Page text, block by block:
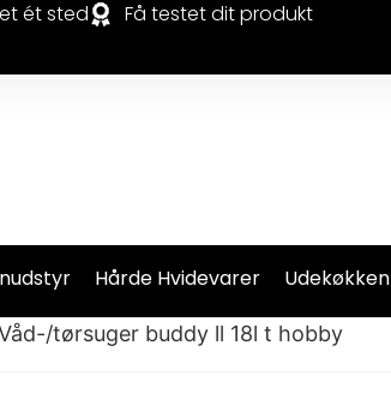
ét sted Få testet dit produkt
Hårde Hvidevarer Udekøkken
tørsuger buddy ll 18l t hobby